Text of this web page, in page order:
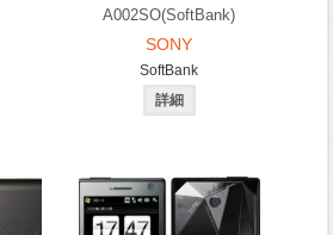
A002SO(SoftBank)
SONY
SoftBank